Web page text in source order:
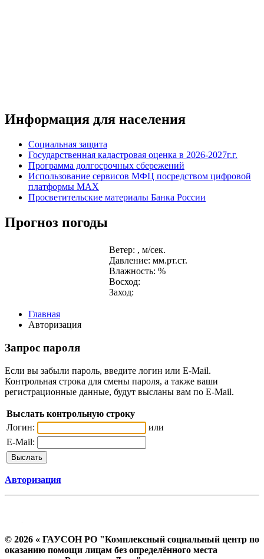
Информация для населения
Социальная защита
Государственная кадастровая оценка в 2026-2027г.г.
Программа долгосрочных сбережений
Использование сервисов МФЦ посредством цифровой
платформы MAX
Просветительские материалы Банка России
Прогноз погоды
Ветер: , м/сек.
Давление: мм.рт.ст.
Влажность: %
Восход:
Заход:
Главная
Авторизация
Запрос пароля
Если вы забыли пароль, введите логин или E-Mail.
Контрольная строка для смены пароля, а также ваши
регистрационные данные, будут высланы вам по E-Mail.
Выслать контрольную строку
Логин:
или
E-Mail:
Авторизация
© 2026 « ГАУСОН РО "Комплексный социальный центр по
оказанию помощи лицам без определённого места